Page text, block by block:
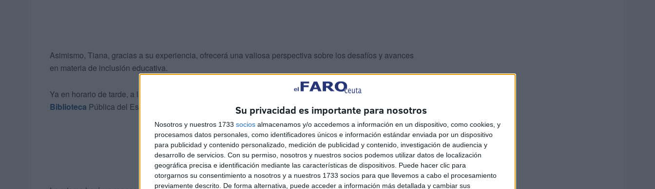
Su privacidad es importante para nosotros
Nosotros y nuestros 1733 socios almacenamos y/o accedemos a información en un dispositivo, como cookies, y
procesamos datos personales, como identificadores únicos e información estándar enviada por un dispositivo
para publicidad y contenido personalizado, medición de publicidad y contenido, investigación de audiencia y
desarrollo de servicios. Con su permiso, nosotros y nuestros socios podemos utilizar datos de localización
geográfica precisa e identificación mediante las características de dispositivos. Puede hacer clic para
otorgarnos su consentimiento a nosotros y a nuestros 1733 socios para que llevemos a cabo el procesamiento
previamente descrito. De forma alternativa, puede acceder a información más detallada y cambiar sus
Asimismo, Tiana, gracias a su experiencia, ofrecerá una valiosa perspectiva sobre los desafíos y avances
en materia de inclusión educativa.
Ya en horario de tarde, a las 19.00 horas, Alejandro Tiana ofrecerá unaconferencia-coloquio
Biblioteca Pública del Estado Adolfo Suárez.